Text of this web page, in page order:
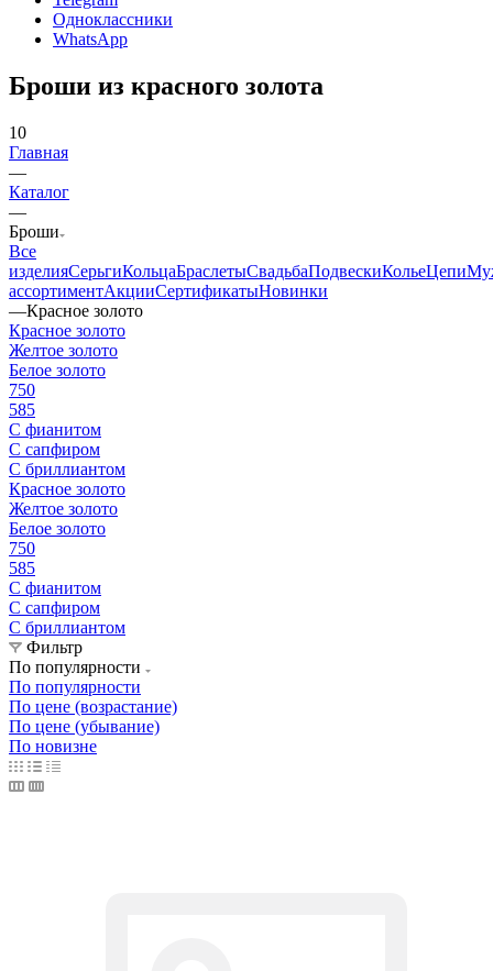
Одноклассники
WhatsApp
Броши из красного золота
10
Главная
—
Каталог
—
Броши
Все
изделияСерьгиКольцаБраслетыСвадьбаПодвескиКольеЦепи
ассортиментАкцииСертификатыНовинки
—Красное золото
Красное золото
Желтое золото
Белое золото
750
585
С фианитом
С сапфиром
С бриллиантом
Красное золото
Желтое золото
Белое золото
750
585
С фианитом
С сапфиром
С бриллиантом
Фильтр
По популярности
По популярности
По цене (возрастание)
По цене (убывание)
По новизне